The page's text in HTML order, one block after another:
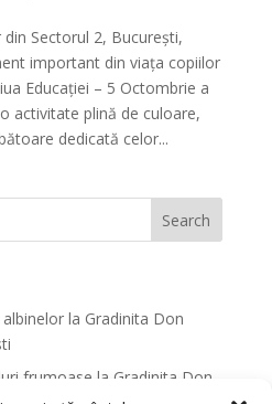
Sectorul 2, București,
important din viața copiilor
Educației – 5 Octombrie a
activitate plină de culoare,
dedicată celor...
la Gradinita Don
frumoase la Gradinita Don